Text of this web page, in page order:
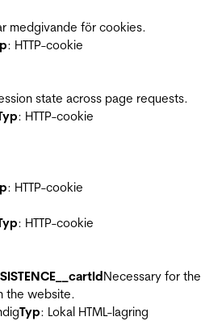
medgivande för cookies.
: HTTP-cookie
state across page requests.
: HTTP-cookie
: HTTP-cookie
: HTTP-cookie
Necessary for the
the website.
Typ: Lokal HTML-lagring